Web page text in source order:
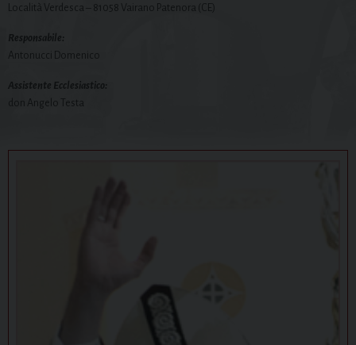
Località Verdesca – 81058 Vairano Patenora (CE)
Responsabile:
Antonucci Domenico
Assistente Ecclesiastico:
don Angelo Testa